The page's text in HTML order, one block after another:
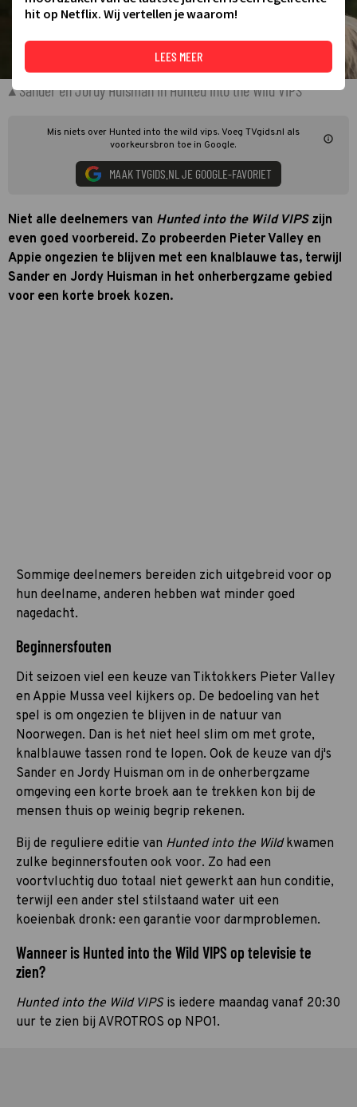
Sander en Jordy Huisman in Hunted into the Wild VIPS
Mis niets over Hunted into the wild vips. Voeg TVgids.nl als
voorkeursbron toe in Google.
MAAK TVGIDS.NL JE GOOGLE-FAVORIET
Niet alle deelnemers van Hunted into the Wild VIPSzijn
even goed voorbereid. Zo probeerden Pieter Valley en
Appie ongezien te blijven met een knalblauwe tas, terwijl
Sander en Jordy Huisman in het onherbergzame gebied
voor een korte broek kozen.
Sommige deelnemers bereiden zich uitgebreid voor op
hun deelname, anderen hebben wat minder goed
nagedacht.
Beginnersfouten
Dit seizoen viel een keuze van Tiktokkers Pieter Valley
en Appie Mussa veel kijkers op. De bedoeling van het
spel is om ongezien te blijven in de natuur van
Noorwegen. Dan is het niet heel slim om met grote,
knalblauwe tassen rond te lopen. Ook de keuze van dj's
Sander en Jordy Huisman om in de onherbergzame
omgeving een korte broek aan te trekken kon bij de
mensen thuis op weinig begrip rekenen.
Bij de reguliere editie van Hunted into the Wildkwamen
zulke beginnersfouten ook voor. Zo had een
voortvluchtig duo totaal niet gewerkt aan hun conditie,
terwijl een ander stel stilstaand water uit een
koeienbak dronk: een garantie voor darmproblemen.
Wanneer is Hunted into the Wild VIPS op televisie te
zien?
Hunted into the Wild VIPSis iedere maandag vanaf 20:30
uur te zien bij AVROTROS op NPO1.
hit op Netflix. Wij vertellen je waarom!
LEES MEER